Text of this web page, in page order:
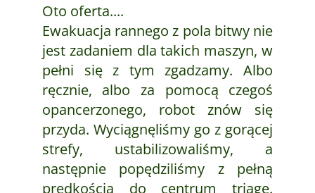
Oto oferta....
Ewakuacja rannego z pola bitwy nie
jest zadaniem dla takich maszyn, w
pełni się z tym zgadzamy. Albo
ręcznie, albo za pomocą czegoś
opancerzonego, robot znów się
przyda. Wyciągnęliśmy go z gorącej
strefy, ustabilizowaliśmy, a
następnie popędziliśmy z pełną
prędkością do centrum triage.